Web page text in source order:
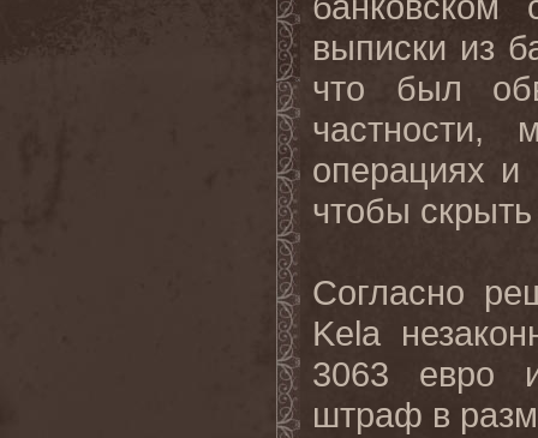
выписки из
что был
частности,
операциях и
чтобы
Согласно
Kela
3063 евро и
штраф в